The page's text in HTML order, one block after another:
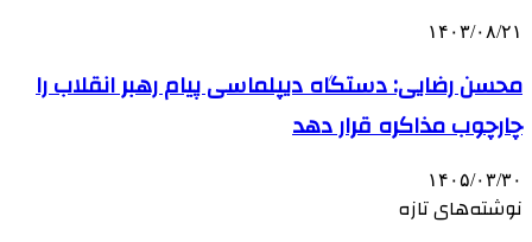
۱۴۰۳/۰۸/۲۱
محسن رضایی: دستگاه دیپلماسی پیام رهبر انقلاب را
چارچوب مذاکره قرار دهد
۱۴۰۵/۰۳/۳۰
نوشته‌های تازه